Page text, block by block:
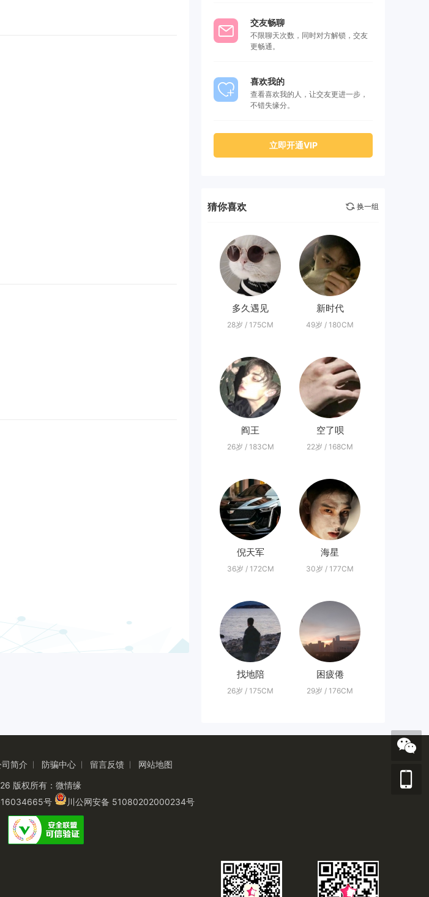
交友畅聊
不限聊天次数，同时对方解锁，交友
更畅通。
喜欢我的
查看喜欢我的人，让交友更进一步，
不错失缘分。
立即开通VIP
猜你喜欢 换一组
多久遇见
28岁 / 175CM
新时代
49岁 / 180CM
阎王
26岁 / 183CM
空了呗
22岁 / 168CM
倪天军
36岁 / 172CM
海星
30岁 / 177CM
找地陪
26岁 / 175CM
困疲倦
29岁 / 176CM
司简介 防骗中心 留言反馈
网站地图
版权所有：微情缘
16034665号 川公网安备 51080202000234号